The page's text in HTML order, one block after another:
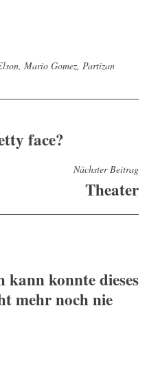
, Mario Gomez, Partizan
face?
Nächster Beitrag
Theater
kann konnte dieses
mehr noch nie